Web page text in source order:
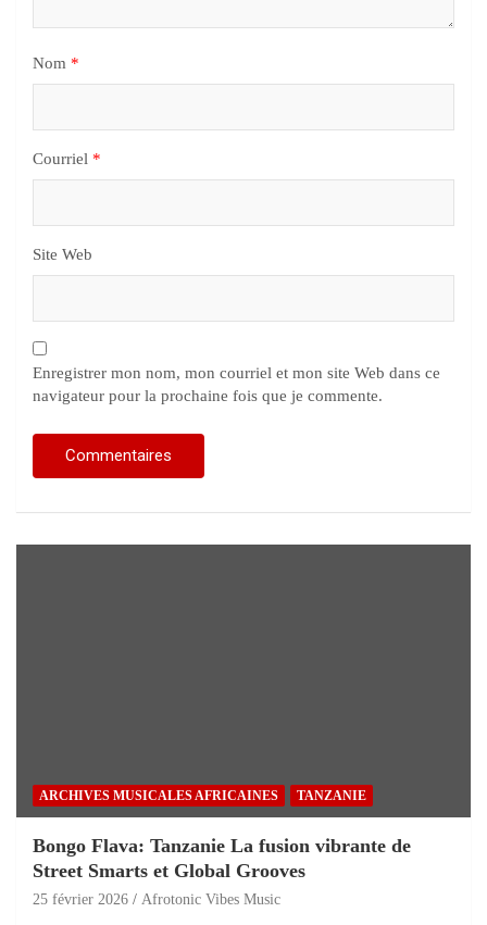
Nom *
Courriel *
Site Web
Enregistrer mon nom, mon courriel et mon site Web dans ce
navigateur pour la prochaine fois que je commente.
ARCHIVES MUSICALES AFRICAINES TANZANIE
Bongo Flava: Tanzanie La fusion vibrante de
Street Smarts et Global Grooves
25 février 2026 Afrotonic Vibes Music